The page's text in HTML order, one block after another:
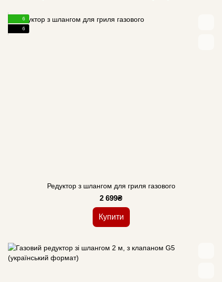
6
6
Редуктор з шлангом для гриля газового
2 699₴
Купити